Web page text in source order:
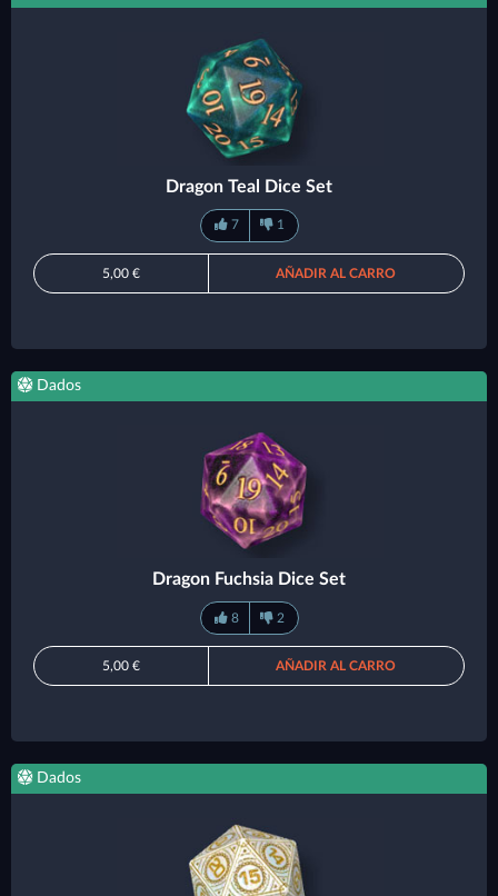
Dragon Teal Dice Set
7 1
5,00 € AÑADIR AL CARRO
Dados
Dragon Fuchsia Dice Set
8 2
5,00 € AÑADIR AL CARRO
Dados